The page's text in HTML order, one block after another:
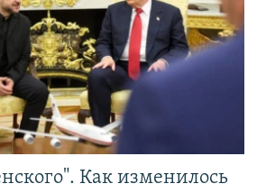
Как изменилось